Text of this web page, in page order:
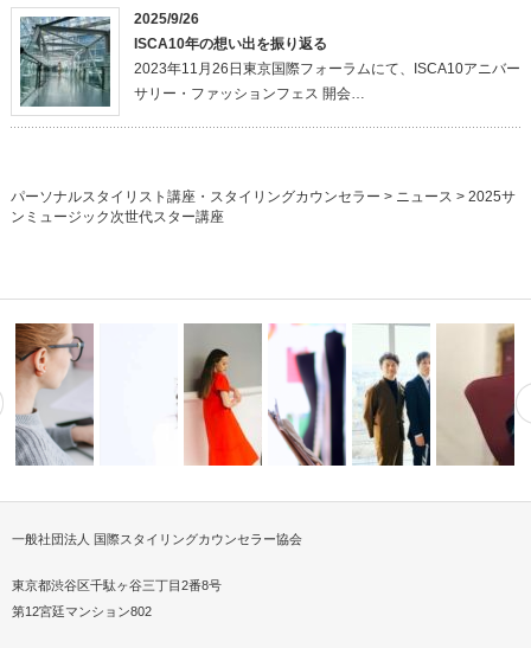
2025/9/26
ISCA10年の想い出を振り返る
2023年11月26日東京国際フォーラムにて、ISCA10アニバー
サリー・ファッションフェス 開会…
パーソナルスタイリスト講座・スタイリングカウンセラー > ニュース > 2025サ
ンミュージック次世代スター講座
Shopping Se…
にはどうした…選ばれました…2019SSファッション撮影
一般社団法人 国際スタイリングカウンセラー協会
東京都渋谷区千駄ヶ谷三丁目2番8号
第12宮廷マンション802